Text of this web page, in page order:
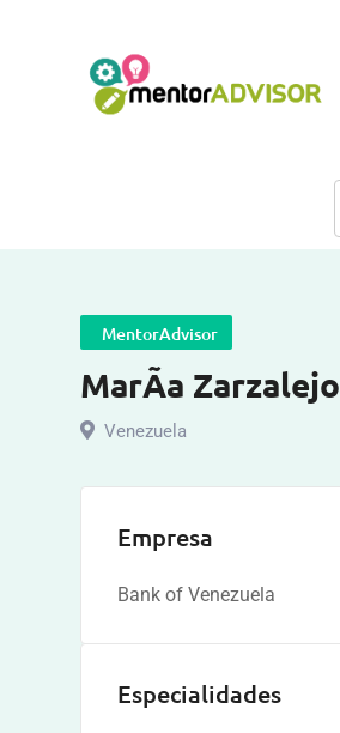
MentorAdvisor
MarÃ­a Zarzalejo
Venezuela
Empresa
Bank of Venezuela
Especialidades